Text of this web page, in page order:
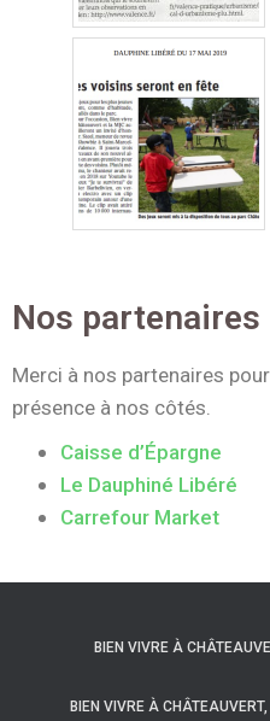
Nos partenaires
Merci à nos partenaires
présence à nos côtés.
Caisse d’Épargne
Le Dauphiné Libéré
Carrefour Market
BIEN VIVRE À
BIEN VIVRE À